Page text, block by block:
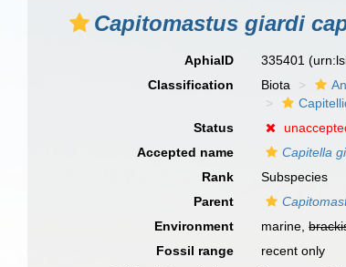
Capitomastus giardi
AphiaID 335401
Classification
Biota
Status
Accepted name
Capitella
Rank
Subspecies
Parent
Environment
marine,
Fossil range
recent only